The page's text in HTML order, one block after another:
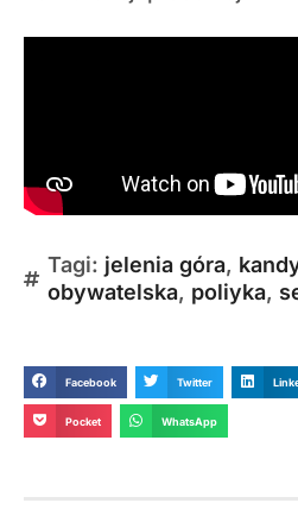
Tagi: jelenia góra,
obywatelska, poliyka,
Facebook Twitter
Pocket WhatsApp